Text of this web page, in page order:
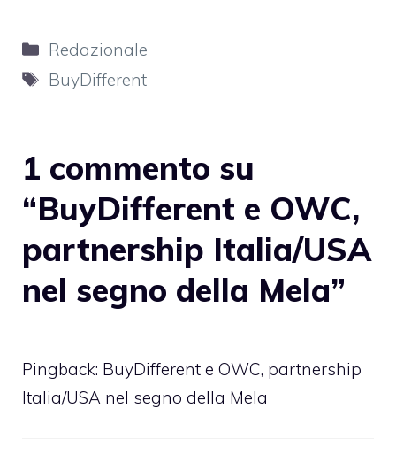
Categorie
Redazionale
Tag
BuyDifferent
1 commento su
“BuyDifferent e OWC,
partnership Italia/USA
nel segno della Mela”
Pingback: BuyDifferent e OWC, partnership
Italia/USA nel segno della Mela